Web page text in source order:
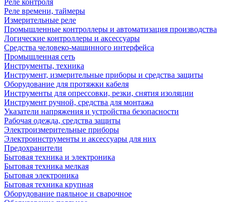
Реле контроля
Реле времени, таймеры
Измерительные реле
Промышленные контроллеры и автоматизация производства
Логические контроллеры и аксессуары
Средства человеко-машинного интерфейса
Промышленная сеть
Инструменты, техника
Инструмент, измерительные приборы и средства защиты
Оборудование для протяжки кабеля
Инструменты для опрессовки, резки, снятия изоляции
Инструмент ручной, средства для монтажа
Указатели напряжения и устройства безопасности
Рабочая одежда, средства защиты
Электроизмерительные приборы
Электроинструменты и аксессуары для них
Предохранители
Бытовая техника и электроника
Бытовая техника мелкая
Бытовая электроника
Бытовая техника крупная
Оборудование паяльное и сварочное